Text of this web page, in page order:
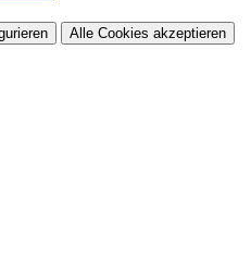
Alle Cookies akzeptieren